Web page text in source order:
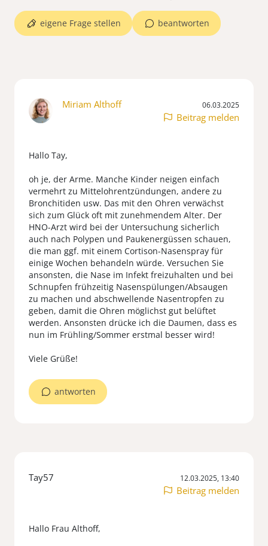
beantworten
eigene Frage stellen
Miriam Althoff 06.03.2025
Beitrag melden
Hallo Tay,
oh je, der Arme. Manche Kinder neigen einfach
vermehrt zu Mittelohrentzündungen, andere zu
Bronchitiden usw. Das mit den Ohren verwächst
sich zum Glück oft mit zunehmendem Alter. Der
HNO-Arzt wird bei der Untersuchung sicherlich
auch nach Polypen und Paukenergüssen schauen,
die man ggf. mit einem Cortison-Nasenspray für
einige Wochen behandeln würde. Versuchen Sie
ansonsten, die Nase im Infekt freizuhalten und bei
Schnupfen frühzeitig Nasenspülungen/Absaugen
zu machen und abschwellende Nasentropfen zu
geben, damit die Ohren möglichst gut belüftet
werden. Ansonsten drücke ich die Daumen, dass es
nun im Frühling/Sommer erstmal besser wird!
antworten
Tay57 12.03.2025, 13:40
Beitrag melden
Hallo Frau Althoff,